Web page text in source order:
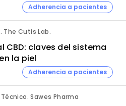
Adherencia a pacientes
The Cutis Lab.
CBD: claves del sistema
la piel
Adherencia a pacientes
Sawes Pharma